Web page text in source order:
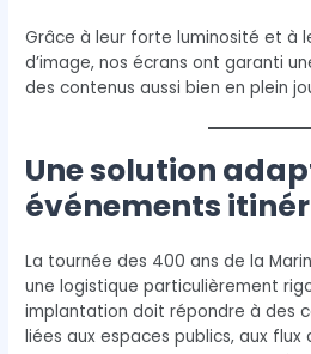
Grâce à leur forte luminosité et à
d’image, nos écrans ont garanti
des contenus aussi bien en plein
Une solution
événements
La tournée des 400 ans de la
une logistique particulièrement
implantation doit répondre à des
liées aux espaces publics, aux flux